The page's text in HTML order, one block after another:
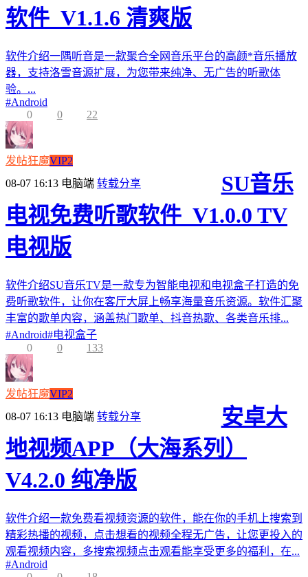
软件_V1.1.6 清爽版
软件介绍一隅听音是一款聚合全网音乐平台的高颜*音乐播放
器，支持洛雪音源扩展，为您带来纯净、无广告的听歌体
验。...
#Android
0
0 22
发帖狂魔VIP2
08-07 16:13 电脑端 转载分享
SU音乐
电视免费听歌软件_V1.0.0 TV
电视版
软件介绍SU音乐TV是一款专为智能电视和电视盒子打造的免
费听歌软件，让你在客厅大屏上畅享海量音乐资源。软件汇聚
丰富的歌单内容，涵盖热门歌单、抖音热歌、各类音乐排...
#Android#电视盒子
0
0 133
发帖狂魔VIP2
08-07 16:13 电脑端 转载分享
安卓大
地视频APP（大海系列）
V4.2.0 纯净版
软件介绍一款免费看视频资源的软件，能在你的手机上搜索到
精彩热播的视频，点击想看的视频全程无广告，让您更投入的
观看视频内容，多搜索视频点击观看能享受更多的福利，在...
#Android